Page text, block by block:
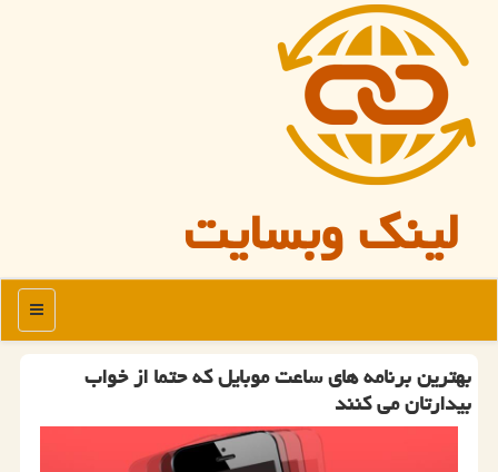
لینک وبسایت
منو
بهترین برنامه های ساعت موبایل كه حتما از خواب
بیدارتان می كنند